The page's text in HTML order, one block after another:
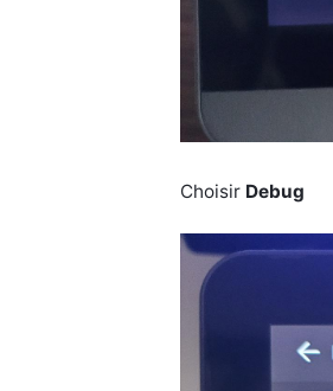
Choisir Debug